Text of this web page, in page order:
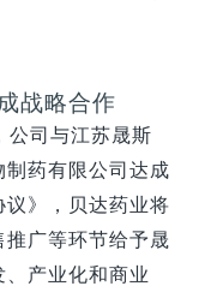
战略合作
公司与江苏晟斯
药有限公司达成
》，贝达药业将
广等环节给予晟
产业化和商业